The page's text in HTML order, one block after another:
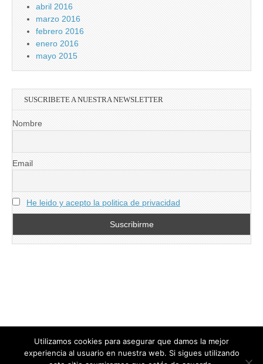
abril 2016
marzo 2016
febrero 2016
enero 2016
mayo 2015
SUSCRIBETE A NUESTRA NEWSLETTER
Nombre
Email
He leido y acepto la politica de privacidad
Utilizamos cookies para asegurar que damos la mejor
experiencia al usuario en nuestra web. Si sigues utilizando